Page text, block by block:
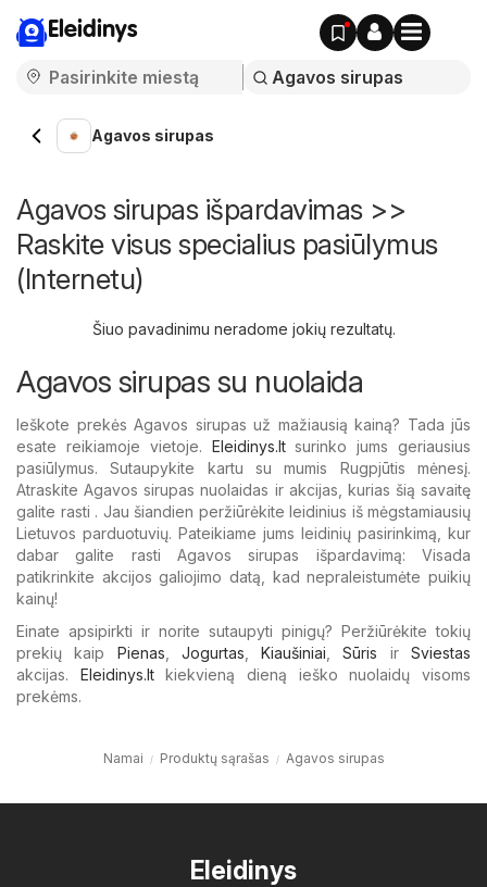
Eleidinys
Agavos sirupas
Agavos sirupas išpardavimas >>
Raskite visus specialius pasiūlymus
(Internetu)
Šiuo pavadinimu neradome jokių rezultatų.
Agavos sirupas su nuolaida
Ieškote prekės Agavos sirupas už mažiausią kainą? Tada jūs
esate reikiamoje vietoje. Eleidinys.ltsurinko jums geriausius
pasiūlymus. Sutaupykite kartu su mumis Rugpjūtis mėnesį.
Atraskite Agavos sirupas nuolaidas ir akcijas, kurias šią savaitę
galite rasti . Jau šiandien peržiūrėkite leidinius iš mėgstamiausių
Lietuvos parduotuvių. Pateikiame jums leidinių pasirinkimą, kur
dabar galite rasti Agavos sirupas išpardavimą: Visada
patikrinkite akcijos galiojimo datą, kad nepraleistumėte puikių
kainų!
Einate apsipirkti ir norite sutaupyti pinigų? Peržiūrėkite tokių
prekių kaip Pienas Jogurtas ,Kiaušiniai ,Sūris irSviestas
akcijas. Eleidinys.ltkiekvieną dieną ieško nuolaidų visoms
prekėms.
Namai Produktų sąrašas Agavos sirupas
Eleidinys